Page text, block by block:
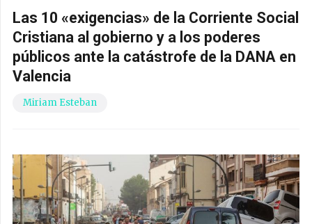
Las 10 «exigencias» de la Corriente Social
Cristiana al gobierno y a los poderes
públicos ante la catástrofe de la DANA en
Valencia
Miriam Esteban